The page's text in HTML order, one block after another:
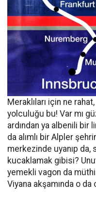
Meraklıları için ne
yolculuğu bu! Var mı
ardından ya albenili bir
da alımlı bir Alpler
merkezinde uyanıp
kucaklamak gibisi?
yemekli vagon da
Viyana akşamında o da